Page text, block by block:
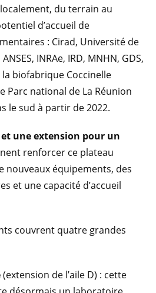
du terrain au
d’accueil de
: Cirad, Université de
INRAe, IRD, MNHN, GDS,
biofabrique Coccinelle
Parc national de La Réunion
le sud à partir de 2022.
une extension pour un
renforcer ce plateau
nouveaux équipements, des
et une capacité d’accueil
couvrent quatre grandes
(extension de l’aile D) : cette